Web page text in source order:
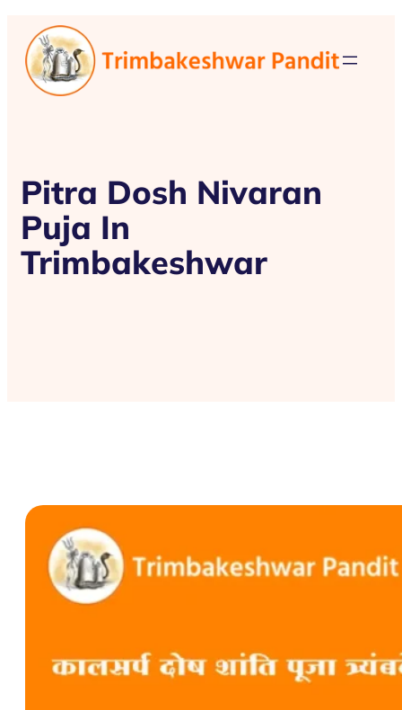
Pitra Dosh Nivaran
Puja In
Trimbakeshwar